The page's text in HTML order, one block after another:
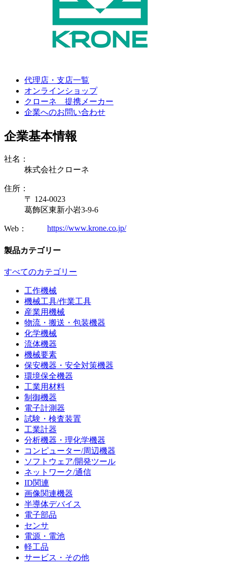
代理店・支店一覧
オンラインショップ
クローネ 提携メーカー
企業へのお問い合わせ
企業基本情報
社名：
株式会社クローネ
住所：
〒 124-0023
葛飾区東新小岩3-9-6
Web： https://www.krone.co.jp/
製品カテゴリー
すべてのカテゴリー
工作機械
機械工具/作業工具
産業用機械
物流・搬送・包装機器
化学機械
流体機器
機械要素
保安機器・安全対策機器
環境保全機器
工業用材料
制御機器
電子計測器
試験・検査装置
工業計器
分析機器・理化学機器
コンピューター/周辺機器
ソフトウェア/開発ツール
ネットワーク/通信
ID関連
画像関連機器
半導体デバイス
電子部品
センサ
電源・電池
軽工品
サービス・その他